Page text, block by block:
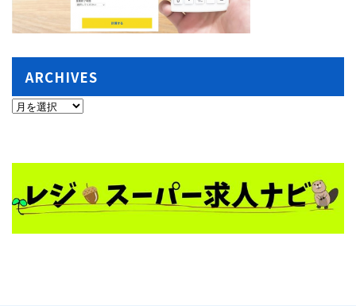
ARCHIVES
ARCHIVES